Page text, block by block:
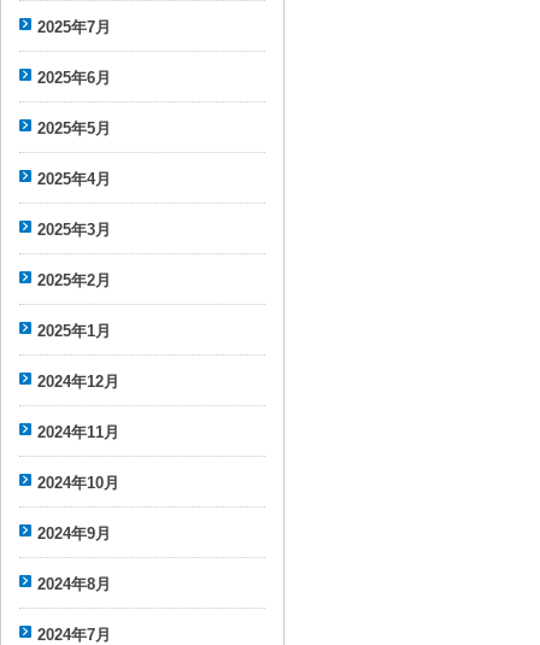
2025年7月
2025年6月
2025年5月
2025年4月
2025年3月
2025年2月
2025年1月
2024年12月
2024年11月
2024年10月
2024年9月
2024年8月
2024年7月